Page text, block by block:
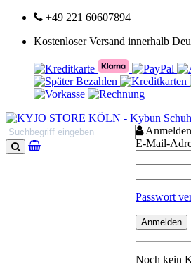
+49 221 60607894
Kostenloser Versand innerhalb
Suchen
Anmelden
E-Mail-
Passwort
Noch kein